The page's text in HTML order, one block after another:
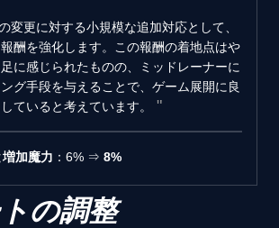
変更に対する小規模な追加対応として、
酬を強化します。この報酬の着地点はや
に感じられたものの、ミッドレーナーに
グ手段を与えることで、ゲーム展開に良
ていると考えています。
加魔力 ：6% ⇒ 8%
の調整